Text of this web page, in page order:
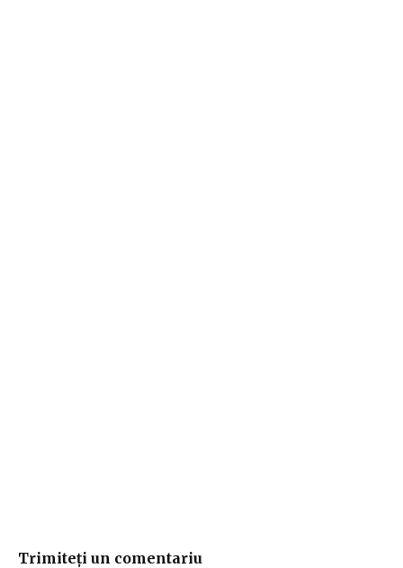
Trimiteți un comentariu